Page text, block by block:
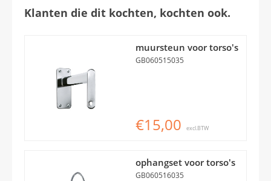
Klanten die dit kochten, kochten ook.
muursteun voor torso's
GB060515035
€15,00 excl.BTW
ophangset voor torso's
GB060516035